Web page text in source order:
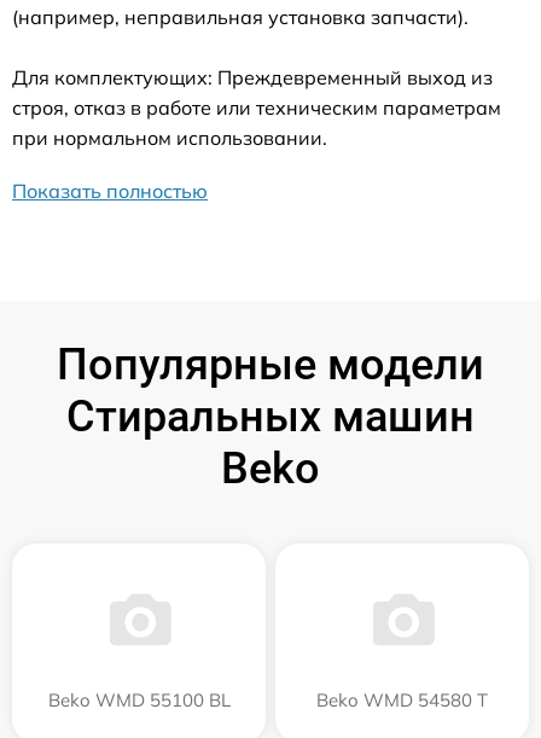
(например, неправильная установка запчасти).
Для комплектующих: Преждевременный выход из
строя, отказ в работе или техническим параметрам
при нормальном использовании.
Показать полностью
Популярные модели
Стиральных машин
Beko
Beko WMD 55100 BL Beko WMD 54580 T